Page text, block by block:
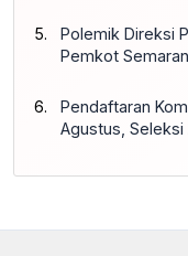
Polemik Direksi
Pemkot
Pendaftaran
Agustus, Seleksi